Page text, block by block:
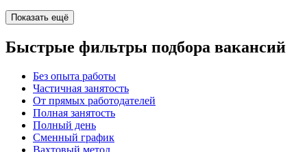
Показать ещё
Быстрые фильтры подбора вакансий
Без опыта работы
Частичная занятость
От прямых работодателей
Полная занятость
Полный день
Сменный график
Вахтовый метод